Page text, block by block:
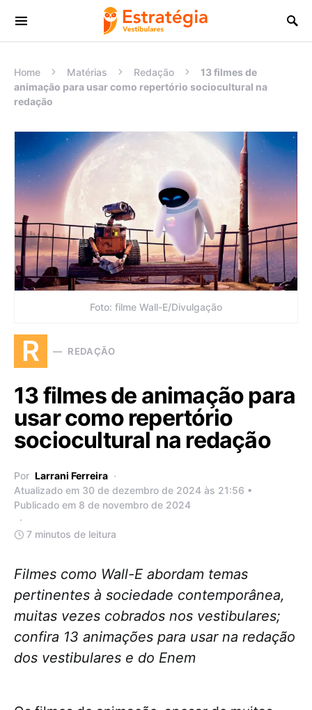
Procurar:
Home Matérias Redação
13 filmes de
animação para usar como repertório sociocultural na
redação
Foto: filme Wall-E/Divulgação
R REDAÇÃO
13 filmes de animação para
usar como repertório
sociocultural na redação
Por Larrani Ferreira
Atualizado em 30 de dezembro de 2024 às 21:56 •
Publicado em 8 de novembro de 2024
7 minutos de leitura
Filmes como Wall-E abordam temas
pertinentes à sociedade contemporânea,
muitas vezes cobrados nos vestibulares;
confira 13 animações para usar na redação
dos vestibulares e do Enem